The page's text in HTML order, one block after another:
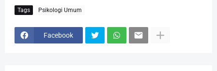
Tags Psikologi Umum
Facebook